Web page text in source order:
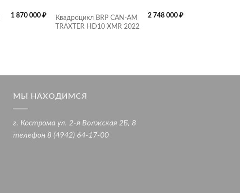
1 870 000 ₽
Квадроцикл BRP CAN-AM
TRAXTER HD10 XMR 2022
2 748 000₽
МЫ НАХОДИМСЯ
г. Кострома ул. 2-я Волжская 2Б, 8
телефон 8 (4942) 64-17-00